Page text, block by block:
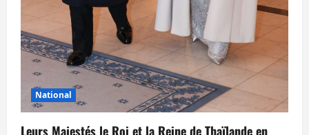
National
Leurs Majestés le Roi et la Reine de Thaïlande en